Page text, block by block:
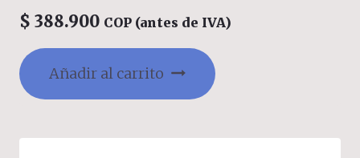
$ 388.900 COP (antes de IVA)
Añadir al carrito